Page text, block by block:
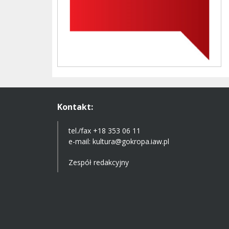
Kontakt:
tel./fax +18 353 06 11
e-mail: kultura@gokropa.iaw.pl
Zespół redakcyjny